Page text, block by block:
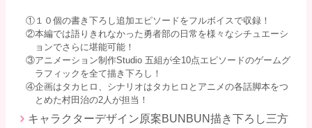
①１０個の書き下ろし追加エピソードをフルボイスで収録！
②本編では語りきれなかった勇者部の日常を様々なシチュエーシ
ョンでさらに堪能可能！
③アニメーション制作Studio 五組が全10点エピソードのゲームグ
ラフィックを全て描き下ろし！
④企画はタカヒロ、シナリオはタカヒロとアニメの各話脚本をつ
とめた村田治の2人が担当！
キャラクターデザイン原案BUNBUN描き下ろし三方